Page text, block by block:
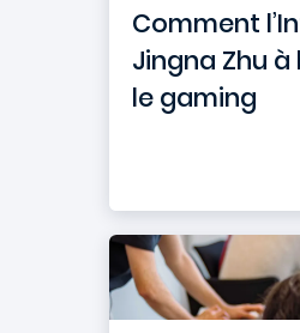
Comment
Jingna Zhu
le gaming